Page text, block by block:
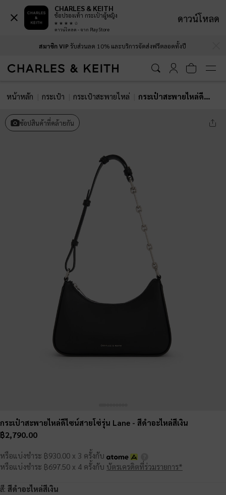
สมาชิก VIPรับส่วนลด 10% และบริการจัดส่งฟรีตลอดทั้งปี
หน้าหลัก กระเป๋า กระเป๋าสะพายไหล่ กระเป๋าสะพายไหล่ดีไซน์สายโซ่รุ่น Lane
ช้อปสินค้าที่คล้ายกัน
กระเป๋าสะพายไหล่ดีไซน์สายโซ่รุ่น Lane - สีดำอะไหล่สีเงิน
฿2,790.00
หรือแบ่งชำระ ฿930.00 x 3 ครั้งกับ
หรือแบ่งชำระ ฿697.50 x 4 ครั้งกับ บัตรเครดิตที่ร่วมรายการ*
สี: สีดำอะไหล่สีเงิน
CHARLES & KEITH
ช้อปรองเท้า กระเป๋าผู้หญิง
ดาวน์โหลด - จาก Play Store
ดาวน์โหลด